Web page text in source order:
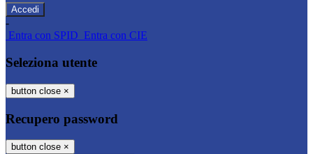
-
Entra con SPID Entra con CIE
Seleziona utente
button close ×
Recupero password
button close ×